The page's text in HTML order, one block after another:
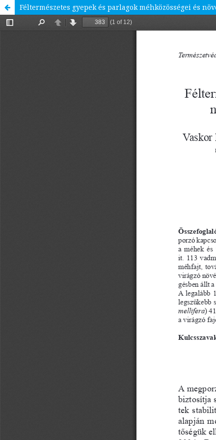
Féltermészetes gyepek és parlagok méhközösségei és